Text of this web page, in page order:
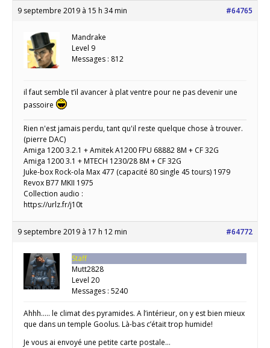
9 septembre 2019 à 15 h 34 min #64765
Mandrake
Level 9
Messages : 812
il faut semble t’il avancer à plat ventre pour ne pas devenir une
passoire
Rien n'est jamais perdu, tant qu'il reste quelque chose à trouver.
(pierre DAC)
Amiga 1200 3.2.1 + Amitek A1200 FPU 68882 8M + CF 32G
Amiga 1200 3.1 + MTECH 1230/28 8M + CF 32G
Juke-box Rock-ola Max 477 (capacité 80 single 45 tours) 1979
Revox B77 MKII 1975
Collection audio :
https://urlz.fr/j10t
9 septembre 2019 à 17 h 12 min #64772
Staff
Mutt2828
Level 20
Messages : 5240
Ahhh….. le climat des pyramides. A l’intérieur, on y est bien mieux
que dans un temple Goolus. Là-bas c’était trop humide!
Je vous ai envoyé une petite carte postale…